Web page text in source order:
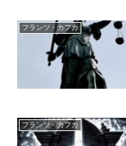
フランツ・カフカ
フランツ・カフカ